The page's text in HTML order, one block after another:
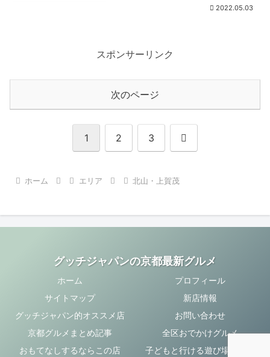
2022.05.03
スポンサーリンク
次のページ
1 2 3 次
ホーム エリア 北山・上賀茂
グッチジャパンの京都最新グルメ
ホーム
プロフィール
サイトマップ
新店情報
グッチジャパン的オススメ店
お問い合わせ
京都グルメまとめ記事
全区おでかけグルメ
おもてなしするならこの店
子どもと行ける遊び場・お店